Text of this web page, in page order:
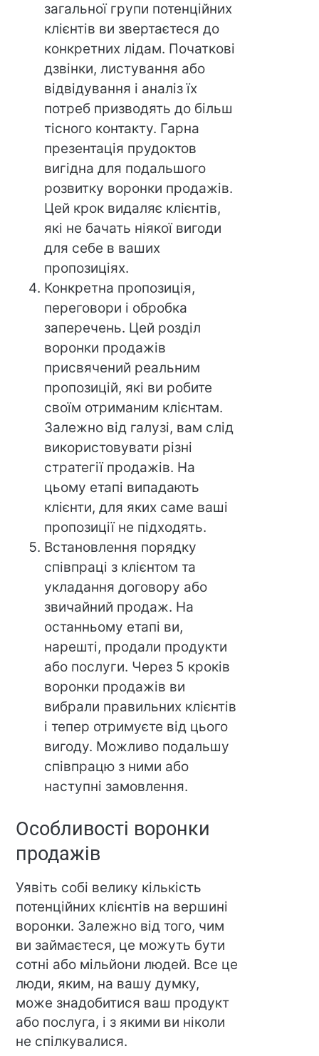
загальної групи потенційних
клієнтів ви звертаєтеся до
конкретних лідам. Початкові
дзвінки, листування або
відвідування і аналіз їх
потреб призводять до більш
тісного контакту. Гарна
презентація прудоктов
вигідна для подальшого
розвитку воронки продажів.
Цей крок видаляє клієнтів,
які не бачать ніякої вигоди
для себе в ваших
пропозиціях.
Конкретна пропозиція,
переговори і обробка
заперечень. Цей розділ
воронки продажів
присвячений реальним
пропозицій, які ви робите
своїм отриманим клієнтам.
Залежно від галузі, вам слід
використовувати різні
стратегії продажів. На
цьому етапі випадають
клієнти, для яких саме ваші
пропозиції не підходять.
Встановлення порядку
співпраці з клієнтом та
укладання договору або
звичайний продаж. На
останньому етапі ви,
нарешті, продали продукти
або послуги. Через 5 кроків
воронки продажів ви
вибрали правильних клієнтів
і тепер отримуєте від цього
вигоду. Можливо подальшу
співпрацю з ними або
наступні замовлення.
Особливості воронки
продажів
Уявіть собі велику кількість
потенційних клієнтів на вершині
воронки. Залежно від того, чим
ви займаєтеся, це можуть бути
сотні або мільйони людей. Все це
люди, яким, на вашу думку,
може знадобитися ваш продукт
або послуга, і з якими ви ніколи
не спілкувалися.